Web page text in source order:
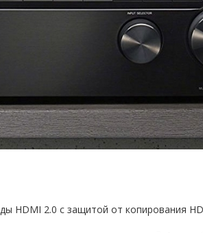
2.0 с защитой от копирования